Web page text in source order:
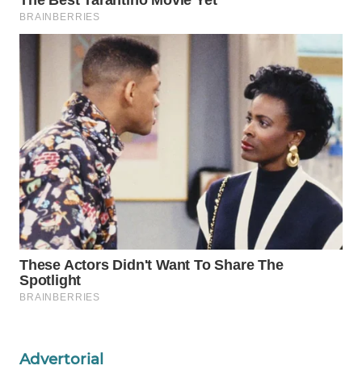
Advertorial
WAHANA
WAHANA
OTOMOTIF
WAHANA
HEALTH
WAHANA
DESA
WISATA
LAPAK
Wahana
Network